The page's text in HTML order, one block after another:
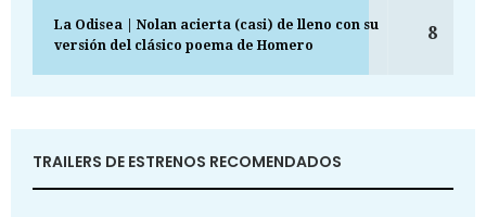
La Odisea | Nolan acierta (casi) de lleno con su
versión del clásico poema de Homero
8
TRAILERS DE ESTRENOS RECOMENDADOS